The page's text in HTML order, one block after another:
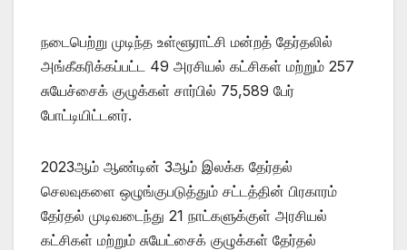
நடைபெற்று முடிந்த உள்ளூராட்சி மன்றத் தேர்தலில்
அங்கீகரிக்கப்பட்ட 49 அரசியல் கட்சிகள் மற்றும் 257
சுயேச்சைக் குழுக்கள் சார்பில் 75,589 பேர்
போட்டியிட்டனர்.
2023ஆம் ஆண்டின் 3ஆம் இலக்க தேர்தல்
செலவுகளை ஒழுங்குபடுத்தும் சட்டத்தின் பிரகாரம்
தேர்தல் முடிவடைந்து 21 நாட்களுக்குள் அரசியல்
கட்சிகள் மற்றும் சுயேட்சைக் குழுக்கள் தேர்தல்